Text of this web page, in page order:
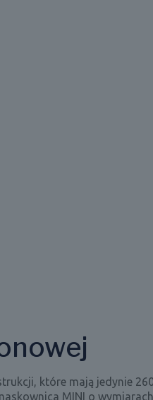
które mają jedynie
MINI o wymiarach